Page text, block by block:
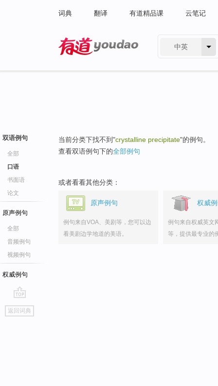
词典 翻译 有道精品课 云笔记
中英
双语例句
全部
口语
书面语
论文
原声例句
全部
音频例句
视频例句
权威例句
go
top
返回词典
当前分类下找不到"crystalline precipitate"的例句。
查看双语例句下的全部例句
或者看看其他分类：
原声例句
例句来自VOA、美剧等，您可以边
看美剧边学地道的美语。
权威
例句来自权威英文
等，提供最专业的